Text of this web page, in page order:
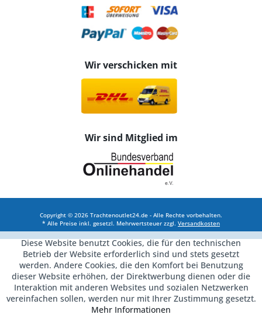
Wir verschicken mit
Wir sind Mitglied im
Copyright © 2026 Trachtenoutlet24.de - Alle Rechte vorbehalten.
* Alle Preise inkl. gesetzl. Mehrwertsteuer zzgl. Versandkosten
Diese Website benutzt Cookies, die für den technischen
Betrieb der Website erforderlich sind und stets gesetzt
werden. Andere Cookies, die den Komfort bei Benutzung
dieser Website erhöhen, der Direktwerbung dienen oder die
Interaktion mit anderen Websites und sozialen Netzwerken
vereinfachen sollen, werden nur mit Ihrer Zustimmung gesetzt.
Mehr Informationen